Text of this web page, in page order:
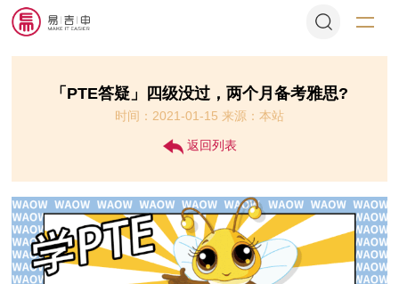
「PTE答疑​」四级没过，两个月备考雅思?
时间：2021-01-15 来源：本站
返回列表